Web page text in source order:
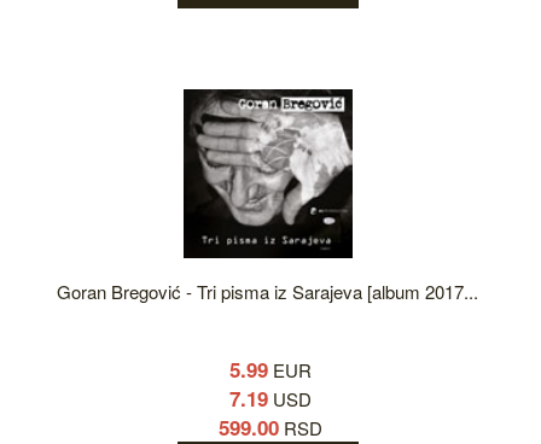
Goran Bregović - Tri pisma iz Sarajeva [album 2017...
5.99 EUR
7.19 USD
599.00 RSD